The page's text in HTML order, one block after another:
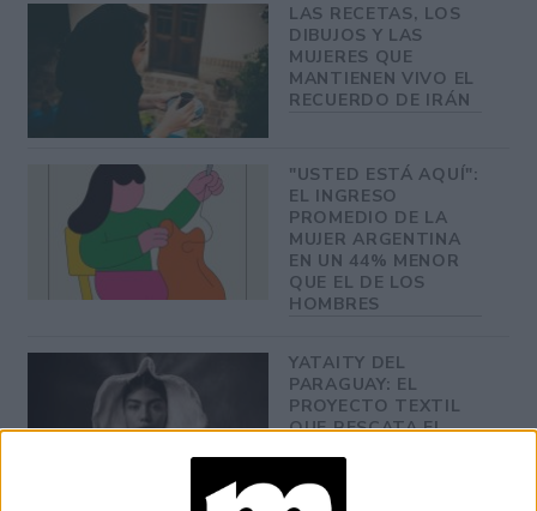
LAS RECETAS, LOS
DIBUJOS Y LAS
MUJERES QUE
MANTIENEN VIVO EL
RECUERDO DE IRÁN
"USTED ESTÁ AQUÍ":
EL INGRESO
PROMEDIO DE LA
MUJER ARGENTINA
EN UN 44% MENOR
QUE EL DE LOS
HOMBRES
YATAITY DEL
PARAGUAY: EL
PROYECTO TEXTIL
QUE RESCATA EL
COLECTIVA